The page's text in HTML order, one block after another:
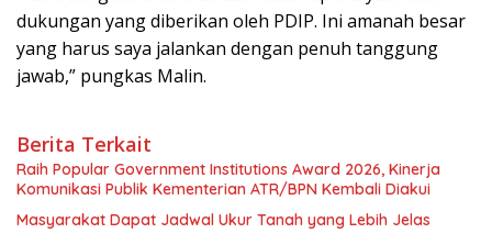
dukungan yang diberikan oleh PDIP. Ini amanah besar
yang harus saya jalankan dengan penuh tanggung
jawab,” pungkas Malin.
Berita Terkait
Raih Popular Government Institutions Award 2026, Kinerja
Komunikasi Publik Kementerian ATR/BPN Kembali Diakui
Masyarakat Dapat Jadwal Ukur Tanah yang Lebih Jelas